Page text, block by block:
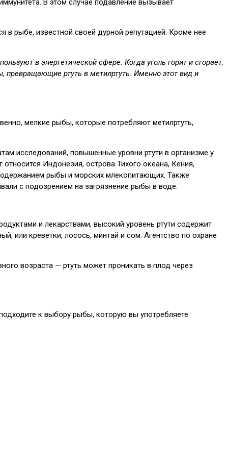
В этом случае подавление вызывает
в рыбе, известной своей дурной репутацией. Кроме нее
в энергетической сфере. Когда уголь горит и сгорает,
превращающие ртуть в метилртуть. Именно этот вид и
мелкие рыбы, которые потребляют метилртуть,
исследований, повышенные уровни ртути в организме у
Индонезия, острова Тихого океана, Кения,
рыбы и морских млекопитающих. Также
с подозрением на загрязнение рыбы в воде.
и лекарствами, высокий уровень ртути содержит
или креветки, лосось, минтай и сом. Агентство по охране
возраста — ртуть может проникать в плод через
к выбору рыбы, которую вы употребляете.